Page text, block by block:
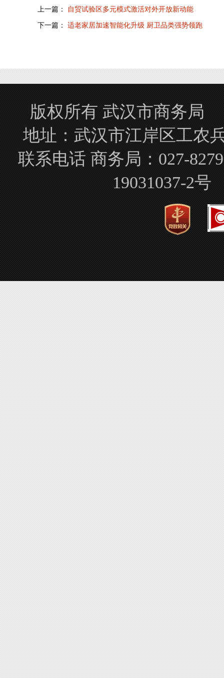
上一篇： 自贸试验区多元模式激活对外开放新动能
下一篇： 适老家居加速智能化升级 厨卫品类强势领跑
版权所有 武汉市商务局
地址：武汉市江岸区工
联系电话 商务局：027-
19031037-2号